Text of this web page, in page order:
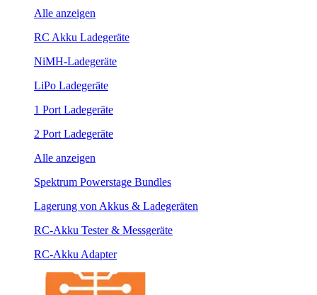
Alle anzeigen
RC Akku Ladegeräte
NiMH-Ladegeräte
LiPo Ladegeräte
1 Port Ladegeräte
2 Port Ladegeräte
Alle anzeigen
Spektrum Powerstage Bundles
Lagerung von Akkus & Ladegeräten
RC-Akku Tester & Messgeräte
RC-Akku Adapter